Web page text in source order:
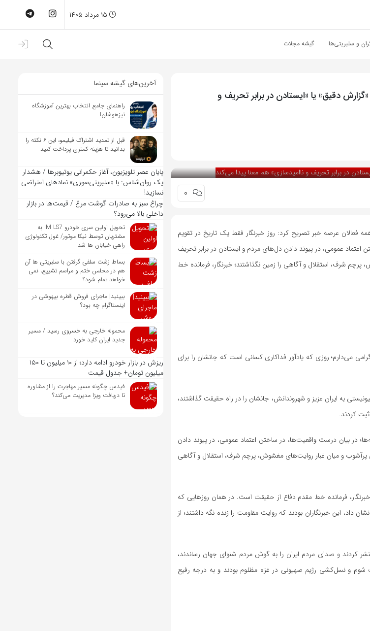
و سلبریتی‌ها گیشه مجلات
دقیق» یا «ایستادن در برابر تحریف و
0
فعالان عرصه خبر تصریح کرد: روز خبرنگار فقط یک تاریخ در تقویم
عمومی، در پیوند دادن دل‌های مردم و ایستادن در برابر تحریف
شرف، استقلال و آگاهی را زمین نگذاشتند؛ خبرنگار، فرمانده خط
می‌دارم؛ روزی که یادآور فداکاری کسانی است که جانشان را برای
به ایران عزیز و شهروندانش، جانشان را در راه حقیقت گذاشتند،
کردند.
در بیان درست واقعیت‌ها، در ساختن اعتماد عمومی، در پیوند دادن
و میان غبار روایت‌های مغشوش، پرچم شرف، استقلال و آگاهی
فرمانده خط مقدم دفاع از حقیقت است. در همان روزهایی که
نشان داد، این خبرنگاران بودند که روایت مقاومت را زنده نگه داشتند؛ از
کردند و صدای مردم ایران را به گوش مردم شنوای جهان رساندند،
شوم و نسل‌کشی رژیم صهیونی در غزه مظلوم بودند و به درجه رفیع
آخرین‌های گیشه سینما
راهنمای جامع انتخاب بهترین آموزشگاه
تیزهوشان!
قبل از تمدید اشتراک فیلیمو، این ۶ نکته را
بدانید تا هزینه کمتری پرداخت کنید
پایان عصر تلویزیون، آغاز حکمرانی یوتیوبرها / هشدار
یک روان‌شناس: با «سلبریتی‌سوزی» نمادهای اعتراضی
نسازید!
چراغ سبز به صادرات گوشت مرغ / قیمت‌ها در بازار
داخلی بالا می‌رود؟
تحویل اولین سری خودرو IM LS7 به
مشتریان توسط نیکا موتور/ غول تکنولوژی
راهی خیابان ها شد!
بساط زشت سلفی گرفتن با سلبریتی ها آن
هم در محلس ختم و مراسم تشییع، نمی
خواهد تمام شود؟
ببینید| ماجرای فروش قطره بیهوشی در
اینستاگرام چه بود؟
محموله خارجی به خسروی رسید / مسیر
جدید ایران کلید خورد
ریزش در بازار خودرو ادامه دارد؛ از ۱۰ میلیون تا ۱۵۰
میلیون تومان+ جدول قیمت
فیدس چگونه مسیر مهاجرت را از مشاوره
تا دریافت ویزا مدیریت می‌کند؟